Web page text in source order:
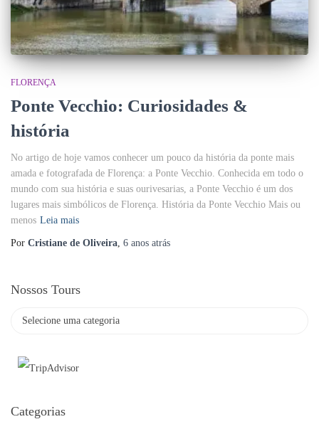
FLORENÇA
Ponte Vecchio: Curiosidades &
história
No artigo de hoje vamos conhecer um pouco da história da ponte mais
amada e fotografada de Florença: a Ponte Vecchio. Conhecida em todo o
mundo com sua história e suas ourivesarias, a Ponte Vecchio é um dos
lugares mais simbólicos de Florença. História da Ponte Vecchio Mais ou
menos Leia mais
Por Cristiane de Oliveira 6 anos atrás
Nossos Tours
Categorias